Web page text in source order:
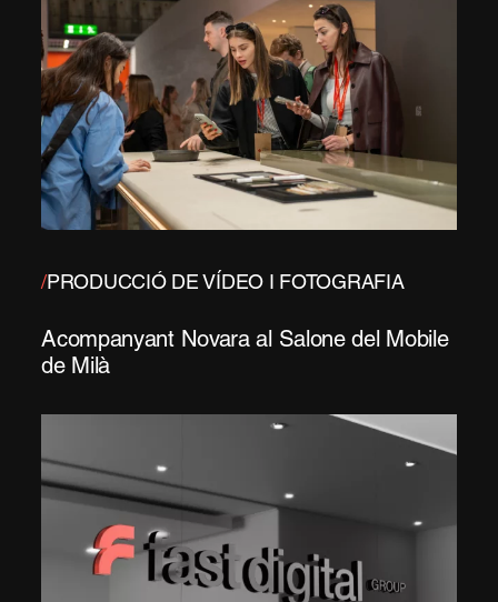
/PRODUCCIÓ DE VÍDEO I FOTOGRAFIA
Acompanyant Novara al Salone del Mobile
de Milà